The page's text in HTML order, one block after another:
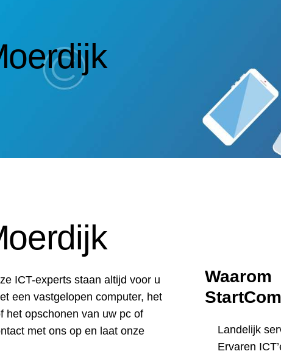
ICT-experts staan altijd voor u
een vastgelopen computer, het
het opschonen van uw pc of
met ons op en laat onze
Waarom
Landelijk
Ervaren